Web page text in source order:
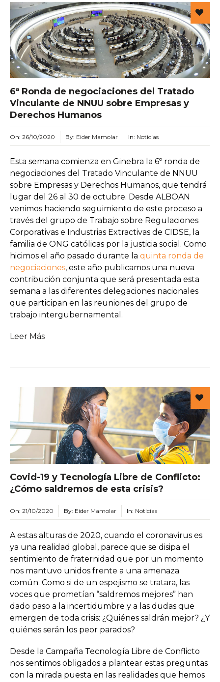
6ª Ronda de negociaciones del Tratado
Vinculante de NNUU sobre Empresas y
Derechos Humanos
On: 26/10/2020 By: Eider Mamolar In: Noticias
Esta semana comienza en Ginebra la 6º ronda de
negociaciones del Tratado Vinculante de NNUU
sobre Empresas y Derechos Humanos, que tendrá
lugar del 26 al 30 de octubre. Desde ALBOAN
venimos haciendo seguimiento de este proceso a
través del grupo de Trabajo sobre Regulaciones
Corporativas e Industrias Extractivas de CIDSE, la
familia de ONG católicas por la justicia social. Como
hicimos el año pasado durante la quinta ronda de
negociaciones, este año publicamos una nueva
contribución conjunta que será presentada esta
semana a las diferentes delegaciones nacionales
que participan en las reuniones del grupo de
trabajo intergubernamental.
Leer Más
Covid-19 y Tecnología Libre de Conflicto:
¿Cómo saldremos de esta crisis?
On: 21/10/2020 By: Eider Mamolar In: Noticias
A estas alturas de 2020, cuando el coronavirus es
ya una realidad global, parece que se disipa el
sentimiento de fraternidad que por un momento
nos mantuvo unidos frente a una amenaza
común. Como si de un espejismo se tratara, las
voces que prometían “saldremos mejores” han
dado paso a la incertidumbre y a las dudas que
emergen de toda crisis: ¿Quiénes saldrán mejor? ¿Y
quiénes serán los peor parados?
Desde la Campaña Tecnología Libre de Conflicto
nos sentimos obligados a plantear estas preguntas
con la mirada puesta en las realidades que hemos